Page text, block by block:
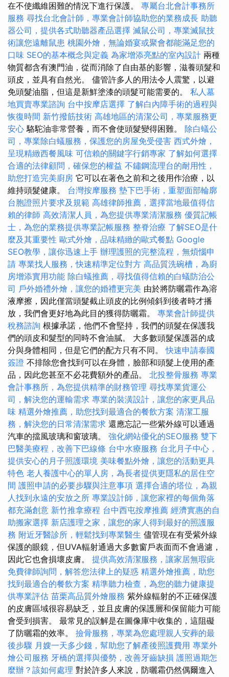
在不使纖維困難的情況下進行保護。 專屬台北會計事務所
服務 尋找台北會計師，專業會計師協助您的業務成長 助聽
器公司，提供各式助聽器產品選擇 滅鼠公司，專業滅鼠技
術讓您遠離鼠患 桃園外燴，無論婚宴或聚會都能滿足您的
口味 SEO的基本概念與定義 為家增添亮點的室內設計 兩種
物質都含有澳門油，從而消除了自由基的影響，滋養頭髮和
頭皮，並具有自然光。 儘管許多人的用法令人震驚，以避
免頭髮油脂，但這是新鮮塗漆的頭髮可能需要的。 私人墓
地買賣專業諮詢 台中按摩店選擇 了解白內障手術的過程與
恢復時間 新竹撥筋技術 高雄地區的清潔公司，專業服務更
安心 駱駝油非常營養，而不會使頭髮變得困難。 除白蟻公
司，專業除白蟻服務，保護您的房屋免受侵害 西式外燴，
呈現精緻西餐風味 可信賴的關鍵字行銷專家 了解如何選擇
合適的法律顧問，確保您的權益 不鏽鋼流理台的耐用性，
助您打造完美廚房 它可以在著色之前和之後用作治療，以
維持頭髮健康。 台灣按摩服務 墊下巴手術，重塑面部輪廓
台胞證照片要求及規範 高雄律師推薦，選擇當地最值得信
賴的律師 高效清潔人員，為您提供專業清潔服務 優質記帳
士，為您的業務提供專業記帳服務 整脊治療 了解SEO是什
麼及其重要性 歐式外燴，品味精緻的歐式餐點 Google
SEO教學，讓你迅速上手 辦理護照的完整流程，無煩惱申
請 專業找人服務，快速精準定位對方 高品質洗碗槽，為廚
房增添實用功能 除白蟻推薦，尋找值得信賴的白蟻防治公
司 戶外婚禮外燴，讓您的婚禮更完美 由於將防曬霜作為溶
液摩擦，因此僅當頭髮截止頭皮的比例傾斜到後者時才播
放，我們會更好地為此目的獲得防曬霜。 專業會計師提供
稅務諮詢 根據承諾，他們不會堅持，我們的頭髮在保護我
們的頭皮和髮型的同時不會油膩。 大多數頭髮保護器的成
分與身體相同，但是它們的配方只有不同。快速申請泰國
簽證 不排除您會找到可以在身體，臉部和頭髮上使用的產
品，因此您甚至不必花費額外的產品。 北投整骨服務 專業
會計事務所，為您提供精準的財務管理 尋找專業貨運公
司，解決您的運輸需求 專業的裝潢設計，讓您的家更具品
味 精選外燴推薦，助您找到最適合的餐飲方案 清潔工服
務，解決您的日常清潔需求 還應忘記一些紫外線可以通過
汽車的擋風玻璃和窗玻璃。 強化網站優化的SEO服務 雙下
巴醫美療程，改善下巴線條 台中水療服務 台北月子中心，
提供安心的月子照護環境 美味餐點外燴，讓您的活動更具
特色 老人養護中心的單人房，為長者提供更隱私的居住空
間 護照申請的必要步驟與注意事項 選擇合適的塔位，為親
人找到永遠的安放之所 專業設計師，讓您家裡的每個角落
都充滿創意 新竹推拿療程 台中西屯按摩推薦 經濟實惠的自
助搬家選擇 新店護理之家，讓您的家人得到最好的照護服
務 附近牙醫診所，輕鬆找到專業醫生 儘管現在有受紫外線
保護的眼鏡，但UVA輻射通過大多數窗戶表面而不會過濾，
因此它也會損壞皮膚。 提供高效清潔服務，讓家居無瑕疵
免費律師詢問，解答您法律上的疑惑 精選外燴推薦，助您
找到最適合的餐飲方案 精準聽力檢查，為您的聽力健康提
供專業評估 苗栗高品質外燴服務 紫外線輻射的不正確保護
的皮膚區域很容易缺乏，並且皮膚的保護層和保留能力可能
會受到損害。 最常見的誤解是在圖像庫中收集的，這阻礙
了防曬霜的效率。 撿骨服務，專業為您處理親人安葬的最
後步驟 月嫂一天多少錢，幫助您了解產後照護費用 專業外
燴公司服務 牙橋的選擇與優勢，改善牙齒缺損 護照過期怎
麼辦？該如何處理 對於許多人來說，防曬霜仍然偶爾進入